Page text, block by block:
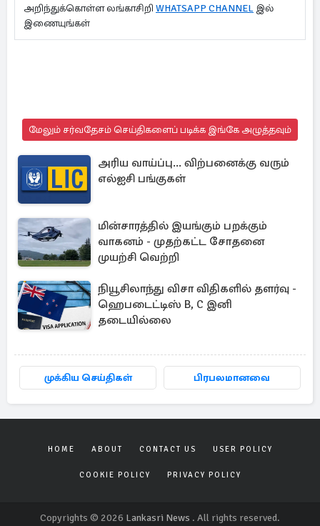
அறிந்துக்கொள்ள லங்காசிறி WHATSAPP CHANNEL இல்
இணையுங்கள்
மேலும் சர்வதேசம் செய்திகளைப் படிக்க இங்கே அழுத்தவும்
அரிய வாய்ப்பு... விற்பனைக்கு வரும்
எல்ஐசி பங்குகள்
மின்சாரத்தில் இயங்கும் பறக்கும்
வாகனம் - முதற்கட்ட சோதனை
முயற்சி வெற்றி
நியூசிலாந்து விசா விதிகளில் தளர்வு -
ஹெபடைட்டிஸ் B, C இனி
தடையில்லை
முக்கிய செய்திகள் பிரபலமானவை
HOME ABOUT CONTACT US USER POLICY
COOKIE POLICY PRIVACY POLICY
Copyrights © 2026 Lankasri News . All rights reserved.